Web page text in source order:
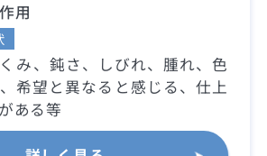
用
み、鈍さ、しびれ、腫れ、色
希望と異なると感じる、仕上
ある等